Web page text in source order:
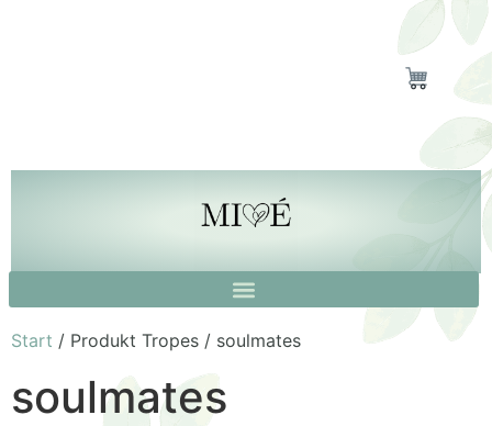
Start / Produkt Tropes / soulmates
soulmates